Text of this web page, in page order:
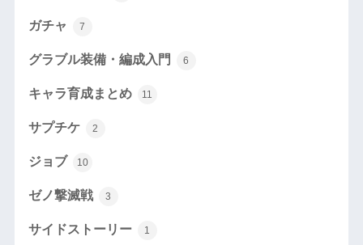
ガチャ 7
グラブル装備・編成入門 6
キャラ育成まとめ 11
サプチケ 2
ジョブ 10
ゼノ撃滅戦 3
サイドストーリー 1